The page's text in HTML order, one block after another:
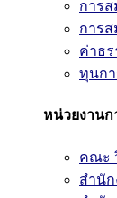
การ
การ
ค่าธ
ทุนก
หน่วยงานก
คณะ
สำนัก